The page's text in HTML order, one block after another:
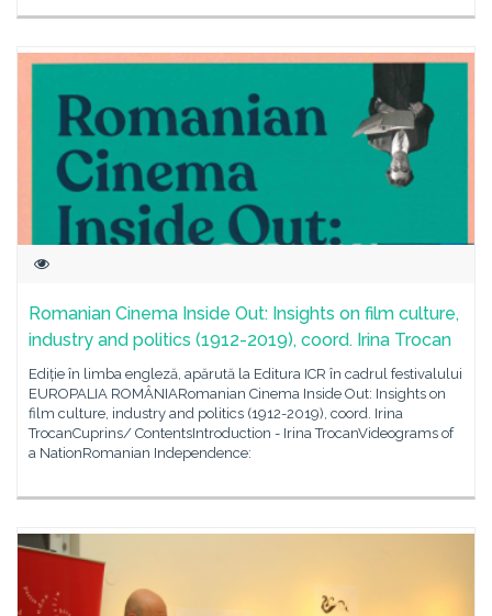
Romanian Cinema Inside Out: Insights on film culture,
industry and politics (1912-2019), coord. Irina Trocan
Ediție în limba engleză, apărută la Editura ICR în cadrul festivalului
EUROPALIA ROMÂNIARomanian Cinema Inside Out: Insights on
film culture, industry and politics (1912-2019), coord. Irina
TrocanCuprins/ ContentsIntroduction - Irina TrocanVideograms of
a NationRomanian Independence: